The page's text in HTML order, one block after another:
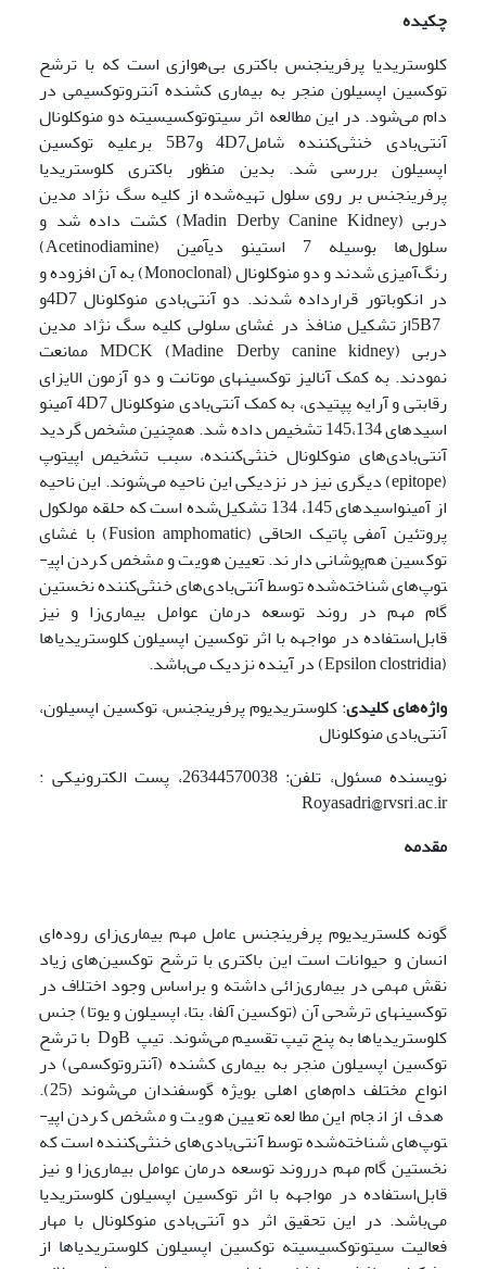
چکیده
کلوستریدیا پرفرینجنس باکتری بی‌هوازی است که با ترشح
توکسین اپسیلون منجر به بیماری کشنده آنتروتوکسیمی در
دام می‌شود. در این مطالعه اثر سیتوتوکسیسیته دو منوکلونال
آنتی‌بادی خنثی‌کننده شامل4D7 و5B7 برعلیه توکسین
اپسیلون بررسی شد. بدین منظور باکتری کلوستریدیا
پرفرینجنس بر روی سلول تهیه‌شده از کلیه سگ نژاد مدین
دربی (Madin Derby Canine Kidney) کشت داده شد و
سلول‌ها بوسیله 7 استینو دی­آمین (Acetinodiamine)
رنگ‌آمیزی شدند و دو منوکلونال (Monoclonal) به آن افزوده و
در انکوباتور قرارداده شدند. دو آنتی‌بادی منوکلونال 4D7و
5B7از تشکیل منافذ در غشای سلولی کلیه سگ نژاد مدین
دربی MDCK (Madine Derby canine kidney) ممانعت
نمودند. به کمک آنالیز توکسین­های موتانت و دو آزمون الایزای
رقابتی و آرایه پپتیدی، به کمک آنتی‌بادی منوکلونال 4D7 آمینو
اسیدهای 145،134 تشخیص داده شد. همچنین مشخص گردید
آنتی‌بادی‌های منوکلونال خنثی‌کننده، سبب تشخیص اپی­توپ
(epitope) دیگری نیز در نزدیکی این ناحیه می‌شوند. این ناحیه
از آمینواسیدهای 145، 134 تشکیل‌شده است که حلقه مولکول
پروتئین آمفی پاتیک الحاقی (Fusion amphomatic) با غشای
توکسین هم‌پوشانی دارند. تعیین هویت و مشخص کردن اپی­
توپ‌های شناخته‌شده توسط آنتی‌بادی‌های خنثی‌کننده نخستین
گام مهم در روند توسعه درمان عوامل بیماری‌زا و نیز
قابل‌استفاده در مواجههبا اثر توکسین اپسیلون کلوستریدیاها
(Epsilon clostridia) در آینده نزدیک می‌باشد.
واژه‌های کلیدی: کلوستریدیوم پرفرینجنس، توکسین اپسیلون،
آنتی‌بادی منوکلونال
نویسنده مسئول، تلفن: 26344570038، پست الکترونیکی :
Royasadri@rvsri.ac.ir
مقدمه
گونه کلستریدیوم پرفرینجنس عامل مهم بیماری‌زای روده‌ای
انسان و حیوانات است این باکتری با ترشح توکسین‌های زیاد
نقش مهمی در بیماری‌زائی داشته و براساس وجود اختلاف در
توکسین­های ترشحی آن (توکسین آلفا، بتا، اپسیلون و یوتا) جنس
کلوستریدیاها به پنج تیپ تقسیم می‌شوند. تیپ BوD با ترشح
توکسین اپسیلون منجر به بیماری کشنده (آنتروتوکسمی) در
انواع مختلف دام‌های اهلی بویژه گوسفندان می‌شوند (25).
هدف از انجام این مطالعه تعیین هویت و مشخص کردن اپی­
توپ‌های شناخته‌شده توسط آنتی‌بادی‌های خنثی‌کننده است که
نخستین گام مهم درروند توسعه درمان عوامل بیماری‌زا و نیز
قابل‌استفاده در مواجهه با اثر توکسین اپسیلون کلوستریدیا
می‌باشد. در این تحقیق اثر دو آنتی‌بادی منوکلونال با مهار
فعالیت سیتوتوکسیسیته توکسین اپسیلون کلوستریدیاها از